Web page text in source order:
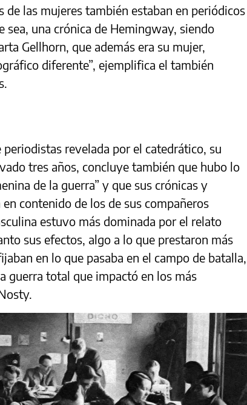
de las mujeres también estaban en periódicos
sea, una crónica de Hemingway, siendo
Gellhorn, que además era su mujer,
diferente”, ejemplifica el también
revelada por el catedrático, su
tres años, concluye también que hubo lo
de la guerra” y que sus crónicas y
contenido de los de sus compañeros
estuvo más dominada por el relato
sus efectos, algo a lo que prestaron más
en lo que pasaba en el campo de batalla,
guerra total que impactó en los más